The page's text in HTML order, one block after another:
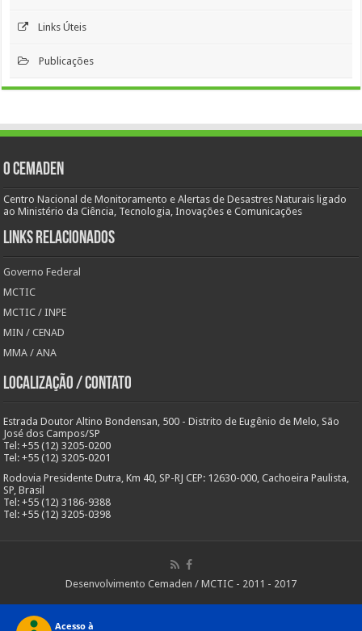
Links Úteis
Publicações
O Cemaden
Centro Nacional de Monitoramento e Alertas de Desastres Naturais ligado
ao Ministério da Ciência, Tecnologia, Inovações e Comunicações
Links Relacionados
Governo Federal
MCTIC
MCTIC / INPE
MIN / CENAD
MMA / ANA
Localização / Contato
Estrada Doutor Altino Bondensan, 500 - Distrito de Eugênio de Melo, São
José dos Campos/SP
Tel: +55 (12) 3205-0200
Tel: +55 (12) 3205-0201
Rodovia Presidente Dutra, Km 40, SP-RJ CEP: 12630-000, Cachoeira Paulista,
SP, Brasil
Tel: +55 (12) 3186-9388
Tel: +55 (12) 3205-0398
Desenvolvimento Cemaden / MCTIC - 2011 - 2017